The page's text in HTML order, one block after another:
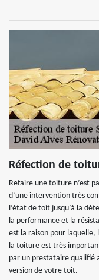
Réfection de
Refaire une toiture n’est
d’une intervention très
l’état de toit jusqu’à la
la performance et la
est la raison pour
la toiture est très
par un prestataire qualifié
version de votre toit.